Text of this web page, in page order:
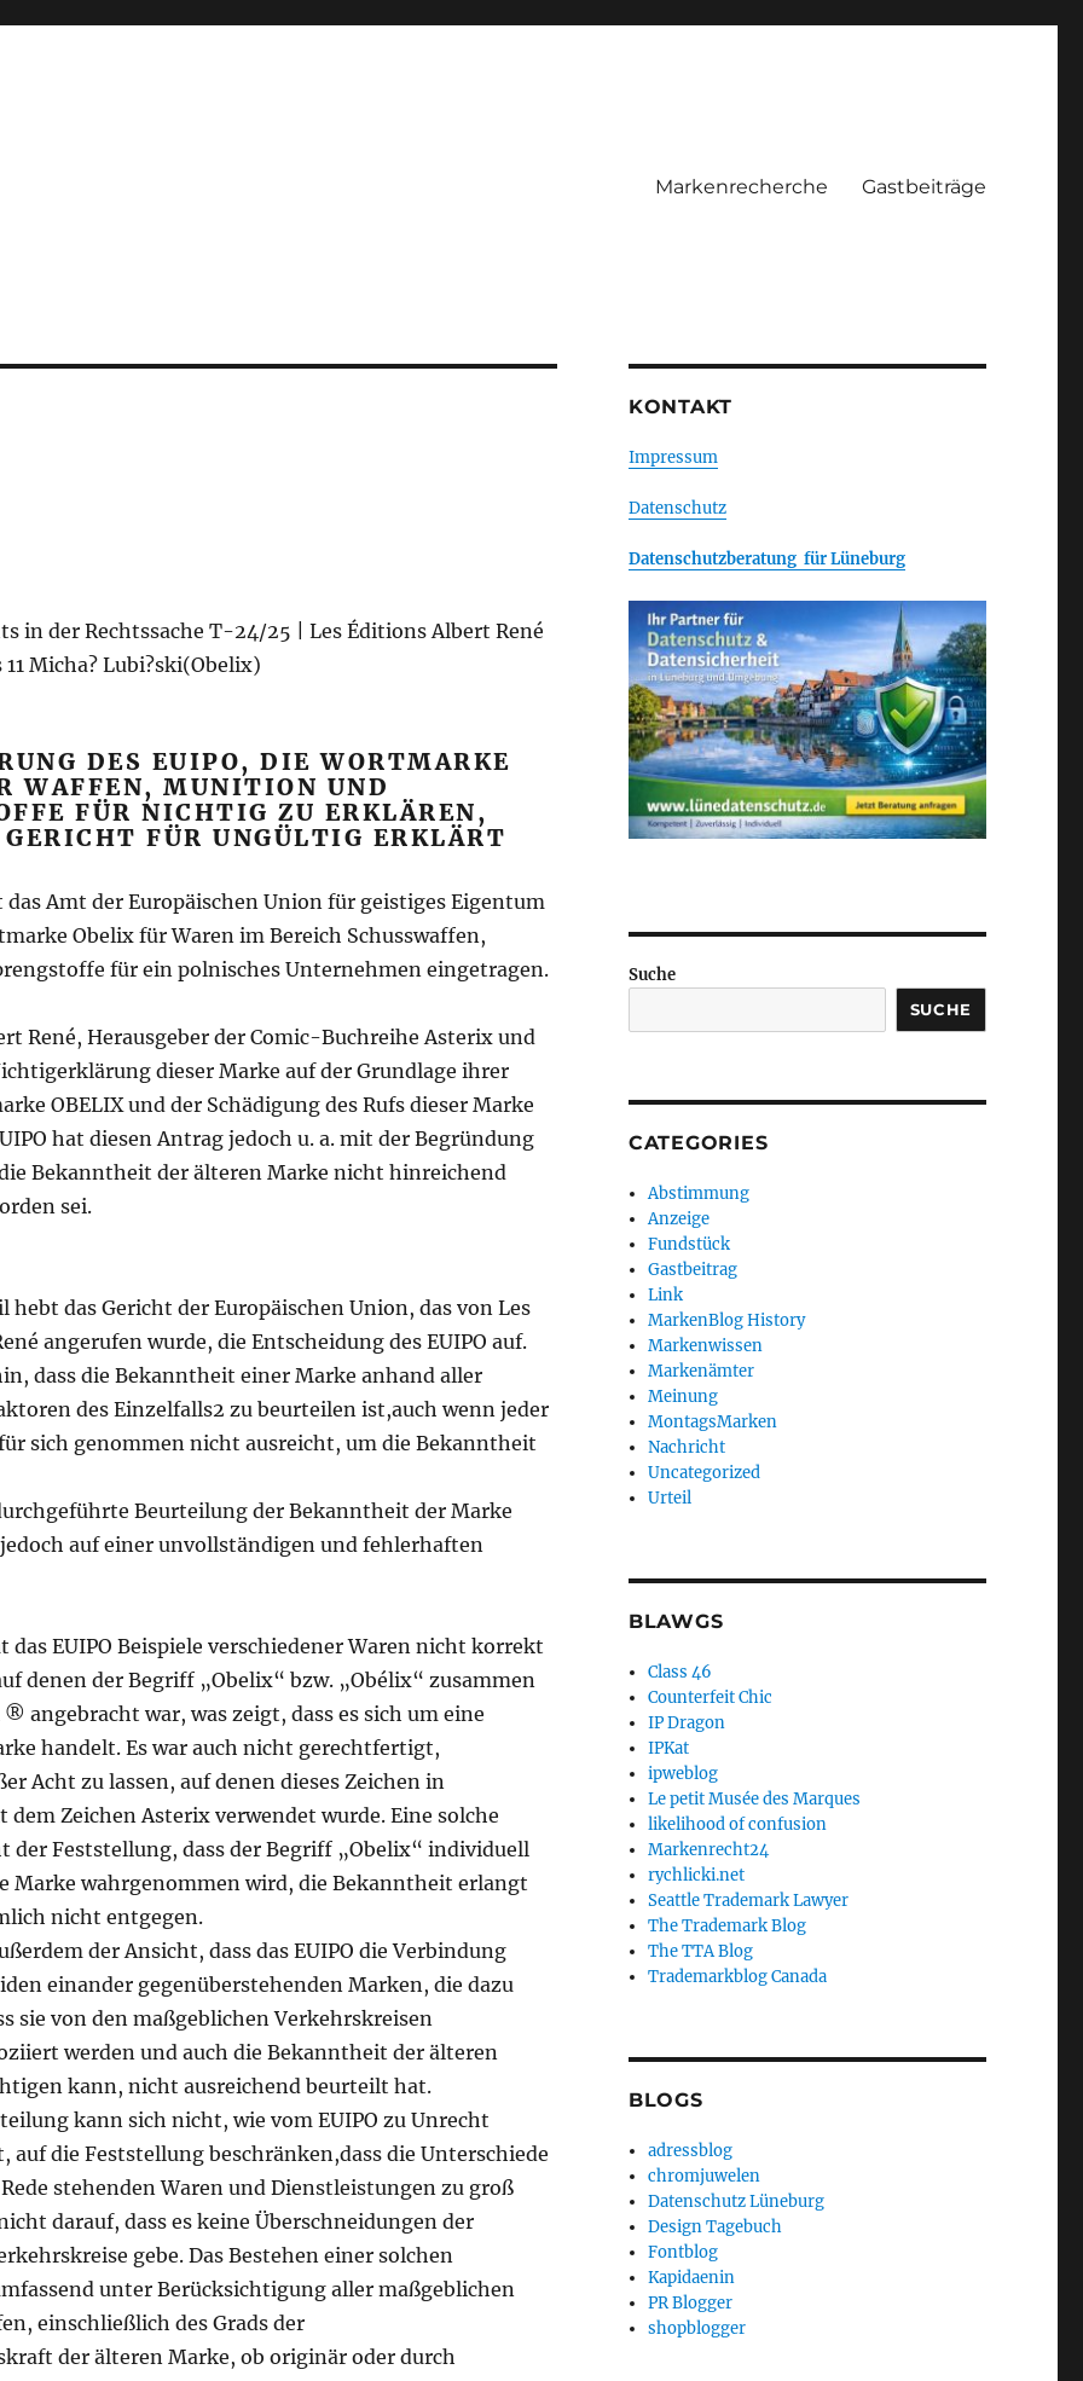
Markenrecherche Gastbeiträge
in der Rechtssache T-24/25 | Les Éditions Albert René
11 Micha? Lubi?ski(Obelix)
DES EUIPO, DIE WORTMARKE
WAFFEN, MUNITION UND
FÜR NICHTIG ZU ERKLÄREN,
FÜR UNGÜLTIG ERKLÄRT
das Amt der Europäischen Union für geistiges Eigentum
Obelix für Waren im Bereich Schusswaffen,
für ein polnisches Unternehmen eingetragen.
René, Herausgeber der Comic-Buchreihe Asterix und
dieser Marke auf der Grundlage ihrer
OBELIX und der Schädigung des Rufs dieser Marke
hat diesen Antrag jedoch u. a. mit der Begründung
Bekanntheit der älteren Marke nicht hinreichend
sei.
hebt das Gericht der Europäischen Union, das von Les
angerufen wurde, die Entscheidung des EUIPO auf.
dass die Bekanntheit einer Marke anhand aller
des Einzelfalls2 zu beurteilen ist,auch wenn jeder
sich genommen nicht ausreicht, um die Bekanntheit
Beurteilung der Bekanntheit der Marke
auf einer unvollständigen und fehlerhaften
das EUIPO Beispiele verschiedener Waren nicht korrekt
denen der Begriff „Obelix“ bzw. „Obélix“ zusammen
angebracht war, was zeigt, dass es sich um eine
handelt. Es war auch nicht gerechtfertigt,
Acht zu lassen, auf denen dieses Zeichen in
Zeichen Asterix verwendet wurde. Eine solche
der Feststellung, dass der Begriff „Obelix“ individuell
Marke wahrgenommen wird, die Bekanntheit erlangt
nicht entgegen.
der Ansicht, dass das EUIPO die Verbindung
einander gegenüberstehenden Marken, die dazu
sie von den maßgeblichen Verkehrskreisen
werden und auch die Bekanntheit der älteren
kann, nicht ausreichend beurteilt hat.
kann sich nicht, wie vom EUIPO zu Unrecht
auf die Feststellung beschränken,dass die Unterschiede
stehenden Waren und Dienstleistungen zu groß
darauf, dass es keine Überschneidungen der
gebe. Das Bestehen einer solchen
unter Berücksichtigung aller maßgeblichen
einschließlich des Grads der
der älteren Marke, ob originär oder durch
KONTAKT
Impressum
Datenschutz
Datenschutzberatung für Lüneburg
Suche
SUCHE
CATEGORIES
Abstimmung
Anzeige
Fundstück
Gastbeitrag
Link
MarkenBlog History
Markenwissen
Markenämter
Meinung
MontagsMarken
Nachricht
Uncategorized
Urteil
BLAWGS
Class 46
Counterfeit Chic
IP Dragon
IPKat
ipweblog
Le petit Musée des Marques
likelihood of confusion
Markenrecht24
rychlicki.net
Seattle Trademark Lawyer
The Trademark Blog
The TTA Blog
Trademarkblog Canada
BLOGS
adressblog
chromjuwelen
Datenschutz Lüneburg
Design Tagebuch
Fontblog
Kapidaenin
PR Blogger
shopblogger